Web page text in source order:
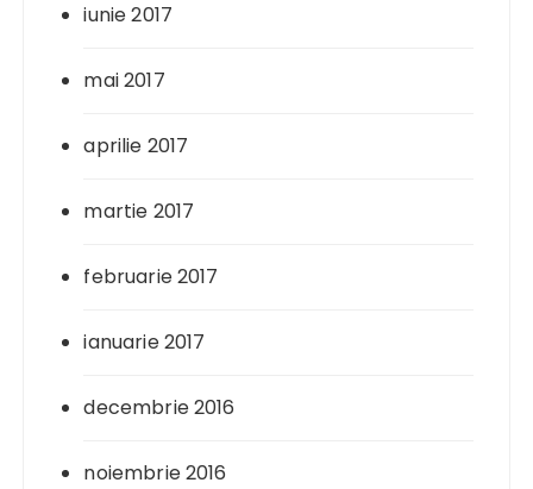
iunie 2017
mai 2017
aprilie 2017
martie 2017
februarie 2017
ianuarie 2017
decembrie 2016
noiembrie 2016